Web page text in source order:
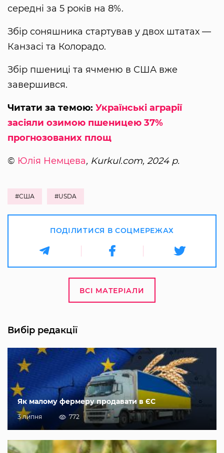
середні за 5 років на 8%.
Збір соняшника стартував у двох штатах —
Канзасі та Колорадо.
Збір пшениці та ячменю в США вже
завершився.
Читати за темою: Українські аграрії
засіяли озимою пшеницею 37%
прогнозованих площ
© Юлія Немцева, Kurkul.com, 2024 р.
#США #USDA
ПОДІЛИТИСЯ В СОЦМЕРЕЖАХ
ВСІ МАТЕРІАЛИ
Вибір редакції
Як малому фермеру продавати в ЄС
3 липня 772